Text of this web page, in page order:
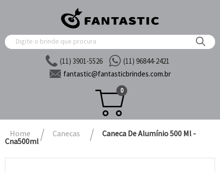
(11) 3901-5526
(11) 96844-2421
fantastic@fantasticbrindes.com.br
0
Home Canecas
Caneca De Alumínio 500 Ml -
Cna500ml